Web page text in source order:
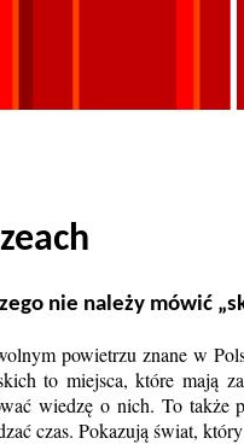
nie należy mówić
powietrzu znane w
to miejsca, które mają
wiedzę o nich. To także
czas. Pokazują świat,